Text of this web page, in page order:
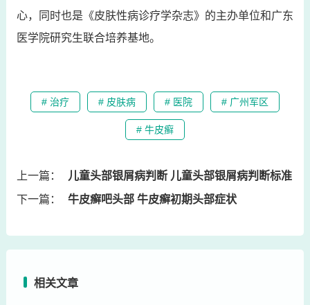
心，同时也是《皮肤性病诊疗学杂志》的主办单位和广东
医学院研究生联合培养基地。
# 治疗 # 皮肤病 # 医院 # 广州军区
# 牛皮癣
上一篇：
儿童头部银屑病判断 儿童头部银屑病判断标准
下一篇：
牛皮癣吧头部 牛皮癣初期头部症状
相关文章